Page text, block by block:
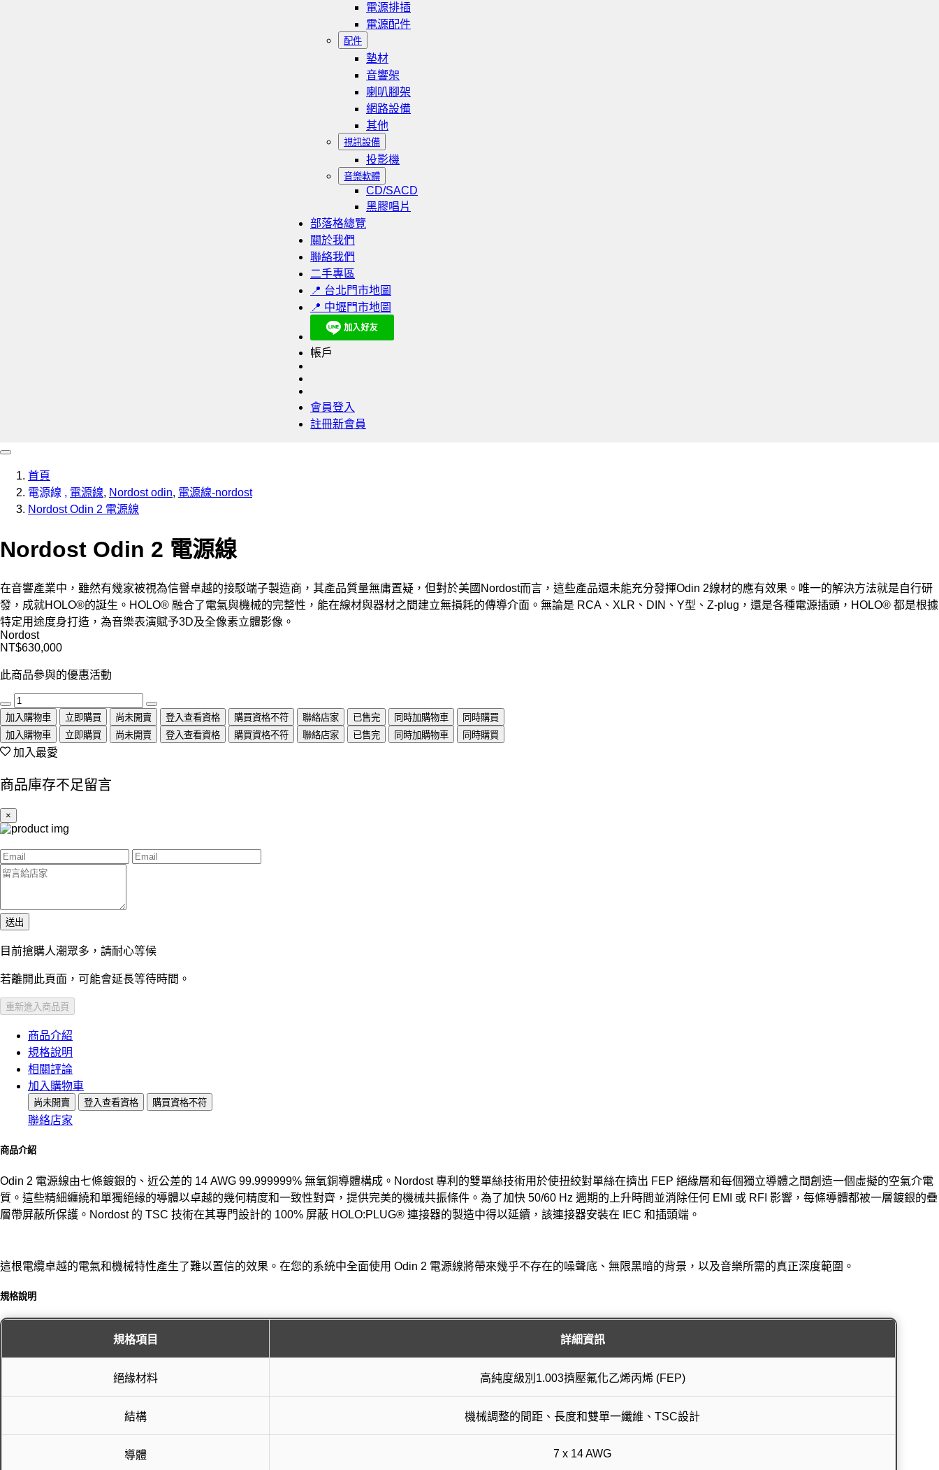
電源排插
電源配件
配件
墊材
音響架
喇叭腳架
網路設備
其他
視訊設備
投影機
音樂軟體
CD/SACD
黑膠唱片
部落格總覽
關於我們
聯絡我們
二手專區
📍 台北門市地圖
📍 中壢門市地圖
帳戶
會員登入
註冊新會員
首頁
電源線 , 電源線, Nordost odin, 電源線-nordost
Nordost Odin 2 電源線
Nordost Odin 2 電源線
在音響產業中，雖然有幾家被視為信譽卓越的接駁端子製造商，其產品質量無庸置疑，但對於美國Nordost而言，這些產品還未能充分發揮Odin 2線材的應有效果。唯一的解決方法就是自行研
發，成就HOLO®的誕生。HOLO® 融合了電氣與機械的完整性，能在線材與器材之間建立無損耗的傳導介面。無論是 RCA、XLR、DIN、Y型、Z-plug，還是各種電源插頭，HOLO® 都是根據
特定用途度身打造，為音樂表演賦予3D及全像素立體影像。
Nordost
NT$630,000
此商品參與的優惠活動
加入購物車 立即購買 尚未開賣 登入查看資格 購買資格不符 聯絡店家 已售完 同時加購物車
同時購買
加入購物車
立即購買 尚未開賣 登入查看資格 購買資格不符 聯絡店家 已售完 同時加購物車 同時購買
加入最愛
商品庫存不足留言
×
送出
目前搶購人潮眾多，請耐心等候
若離開此頁面，可能會延長等待時間。
重新進入商品頁
商品介紹
規格說明
相關評論
加入購物車
尚未開賣 登入查看資格 購買資格不符
聯絡店家
商品介紹
Odin 2 電源線由七條鍍銀的、近公差的 14 AWG 99.999999% 無氧銅導體構成。Nordost 專利的雙單絲技術用於使扭絞對單絲在擠出 FEP 絕緣層和每個獨立導體之間創造一個虛擬的空氣介電
質。這些精細纏繞和單獨絕緣的導體以卓越的幾何精度和一致性對齊，提供完美的機械共振條件。為了加快 50/60 Hz 週期的上升時間並消除任何 EMI 或 RFI 影響，每條導體都被一層鍍銀的疊
層帶屏蔽所保護。Nordost 的 TSC 技術在其專門設計的 100% 屏蔽 HOLO:PLUG® 連接器的製造中得以延續，該連接器安裝在 IEC 和插頭端。
這根電纜卓越的電氣和機械特性產生了難以置信的效果。在您的系統中全面使用 Odin 2 電源線將帶來幾乎不存在的噪聲底、無限黑暗的背景，以及音樂所需的真正深度範圍。
規格說明
規格項目 詳細資訊
絕緣材料 高純度級別1.003擠壓氟化乙烯丙烯 (FEP)
結構 機械調整的間距、長度和雙單一纖維、TSC設計
導體 7 x 14 AWG